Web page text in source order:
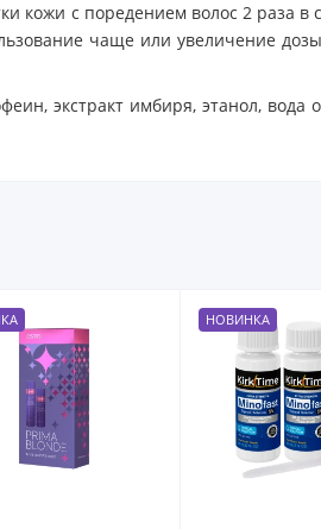
кожи с поредением волос 2 раза
чаще или увеличение
экстракт имбиря, этанол,
НОВИНКА